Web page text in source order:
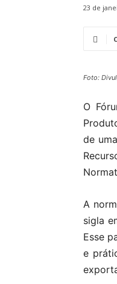
23 de
Foto:
O
de
A
sigla
Esse
e